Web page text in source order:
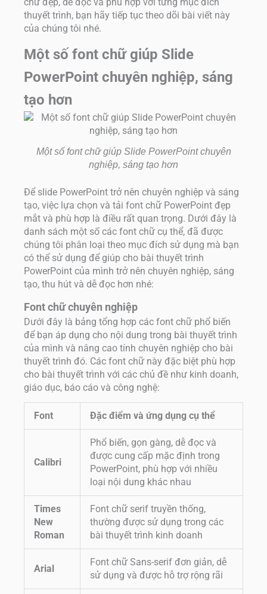
chữ đẹp, dễ đọc và phù hợp với từng mục đích
thuyết trình, bạn hãy tiếp tục theo dõi bài viết này
của chúng tôi nhé.
Một số font chữ giúp Slide
PowerPoint chuyên nghiệp, sáng
tạo hơn
Một số font chữ giúp Slide PowerPoint chuyên
nghiệp, sáng tạo hơn
Để slide PowerPoint trở nên chuyên nghiệp và sáng
tạo, việc lựa chọn và tải font chữ PowerPoint đẹp
mắt và phù hợp là điều rất quan trọng. Dưới đây là
danh sách một số các font chữ cụ thể, đã được
chúng tôi phân loại theo mục đích sử dụng mà bạn
có thể sử dụng để giúp cho bài thuyết trình
PowerPoint của mình trở nên chuyên nghiệp, sáng
tạo, thu hút và dễ đọc hơn nhé:
Font chữ chuyên nghiệp
Dưới đây là bảng tổng hợp các font chữ phổ biến
để bạn áp dụng cho nội dung trong bài thuyết trình
của mình và nâng cao tính chuyên nghiệp cho bài
thuyết trình đó. Các font chữ này đặc biệt phù hợp
cho bài thuyết trình với các chủ đề như kinh doanh,
giáo dục, báo cáo và công nghệ:
Font Đặc điểm và ứng dụng cụ thể
Calibri
Phổ biến, gọn gàng, dễ đọc và
được cung cấp mặc định trong
PowerPoint, phù hợp với nhiều
loại nội dung khác nhau
Times
New
Roman
Font chữ serif truyền thống,
thường được sử dụng trong các
bài thuyết trình kinh doanh
Arial
Font chữ Sans-serif đơn giản, dễ
sử dụng và được hỗ trợ rộng rãi